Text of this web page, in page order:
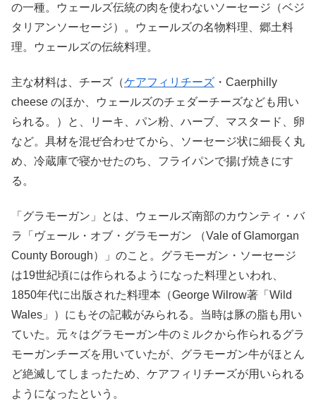
の一種。ウェールズ伝統の肉を使わないソーセージ（ベジ
タリアンソーセージ）。ウェールズの名物料理、郷土料
理。ウェールズの伝統料理。
主な材料は、チーズ（ケアフィリチーズ ・Caerphilly
cheese のほか、ウェールズのチェダーチーズなども用い
られる。）と、リーキ、パン粉、ハーブ、マスタード、卵
など。具材を混ぜ合わせてから、ソーセージ状に細長く丸
め、冷蔵庫で寝かせたのち、フライパンで揚げ焼きにす
る。
「グラモーガン」とは、ウェールズ南部のカウンティ・バ
ラ「ヴェール・オブ・グラモーガン （Vale of Glamorgan
County Borough）」のこと。グラモーガン・ソーセージ
は19世紀頃には作られるようになった料理といわれ、
1850年代に出版された料理本（George Wilrow著「Wild
Wales」）にもその記載がみられる。当時は豚の脂も用い
ていた。元々はグラモーガン牛のミルクから作られるグラ
モーガンチーズを用いていたが、グラモーガン牛がほとん
ど絶滅してしまったため、ケアフィリチーズが用いられる
ようになったという。